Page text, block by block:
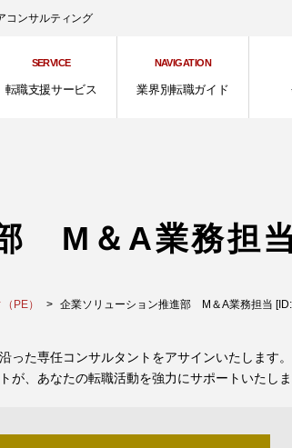
コンサルティング
SERVICE
転職支援サービス
NAVIGATION
業界別転職ガイド
M＆A業務担
PE） 企業ソリューション推進部 M＆A業務担当
った専任コンサルタントをアサインいたします。
が、あなたの転職活動を強力にサポートいたし